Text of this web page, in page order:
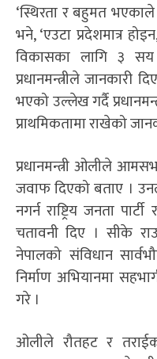
‘स्थिरता र बहुमत
भने, ‘एउटा प्रदेशमात्र
विकासका लागि ३
प्रधानमन्त्रीले जानकारी
भएको उल्लेख गर्दै
प्राथमिकतामा राखेको
प्रधानमन्त्री ओलीले
जवाफ दिएको बताए ।
नगर्न राष्ट्रिय जनता
चतावनी दिए । सीके
नेपालको संविधान
निर्माण अभियानमा
गरे ।
ओलीले रौतहट र